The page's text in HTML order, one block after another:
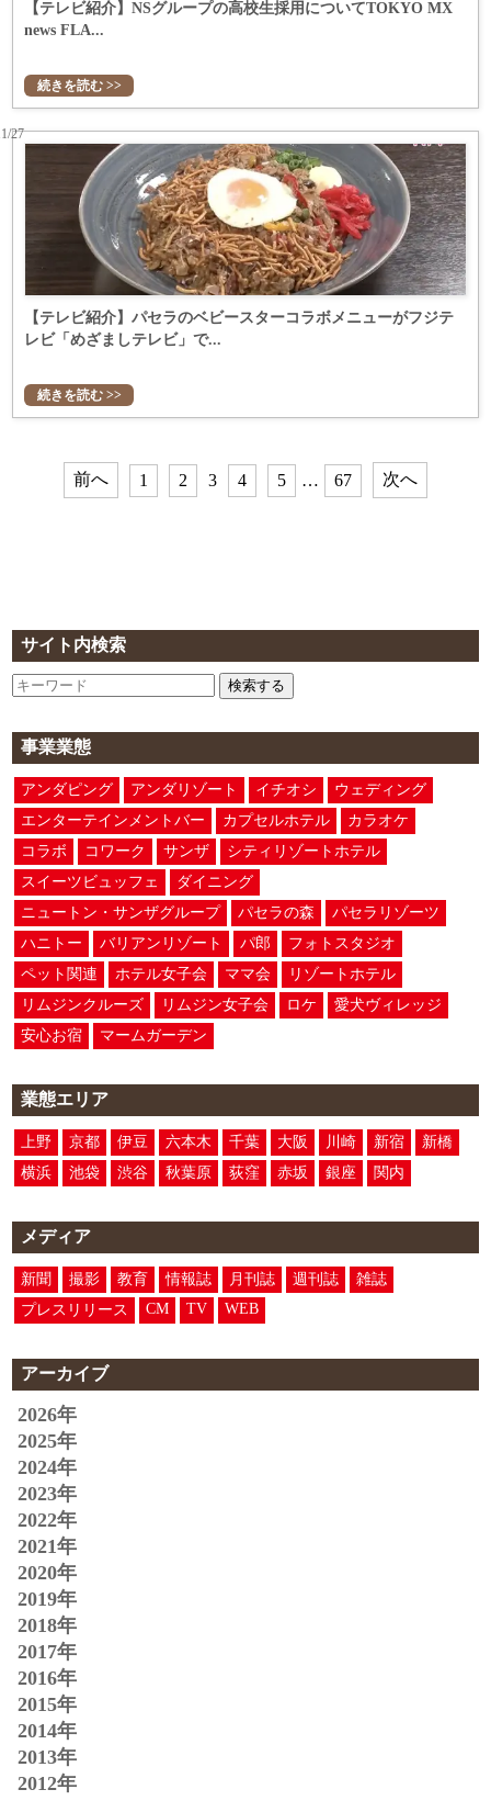
サイト内検索
検索する
事業業態
アンダピング アンダリゾート イチオシ
ウェディング
エンターテインメントバー
カプセルホテル
カラオケ
コラボ
コワーク サンザ
シティリゾートホテル
スイーツビュッフェ
ダイニング
ニュートン・サンザグループ
パセラの森
パセラリゾーツ
ハニトー
バリアンリゾート パ郎
フォトスタジオ
ペット関連
ホテル女子会 ママ会
リゾートホテル
リムジンクルーズ
リムジン女子会 ロケ
愛犬ヴィレッジ
安心お宿
マームガーデン
業態エリア
上野 京都 伊豆 六本木 千葉 大阪 川崎 新宿
新橋
横浜
池袋 渋谷 秋葉原 荻窪 赤坂 銀座 関内
メディア
新聞 撮影 教育 情報誌 月刊誌 週刊誌
雑誌
プレスリリース
CM TV WEB
アーカイブ
2026年
2025年
2024年
2023年
2022年
2021年
2020年
2019年
2018年
2017年
2016年
2015年
2014年
2013年
2012年
【テレビ紹介】NSグループの高校生採用についてTOKYO MX
news FLA...
続きを読む >>
【テレビ紹介】パセラのベビースターコラボメニューがフジテ
レビ「めざましテレビ」で...
27
続きを読む >>
前へ 1 2 3 4 5 … 67 次へ